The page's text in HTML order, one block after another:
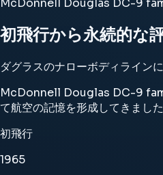
McDonnell Douglas DC-9
初飛行から永続的な
ダグラスのナローボディライン
McDonnell Douglas DC-9
て航空の記憶を形成してきました
初飛行
1965